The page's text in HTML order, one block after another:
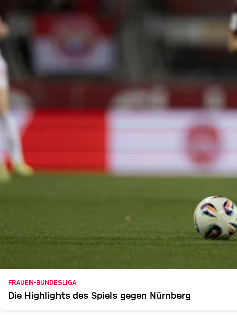
FRAUEN-BUNDESLIGA
Die Highlights des Spiels gegen Nürnberg